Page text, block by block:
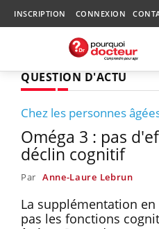
INSCRIPTION CONNEXION
QUESTION D'ACTU
Chez les personnes
Oméga 3 : pas
déclin cognitif
Par Anne-Laure Lebrun
La supplémentation
pas les fonctions